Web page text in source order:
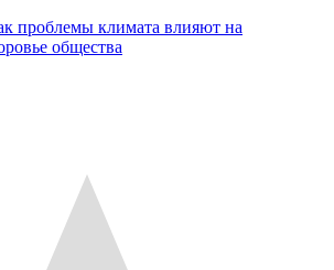
проблемы климата влияют на
общества